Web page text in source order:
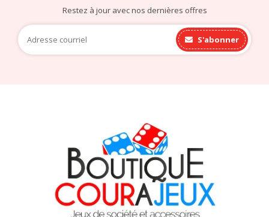
Restez à jour avec nos dernières offres
S'abonner